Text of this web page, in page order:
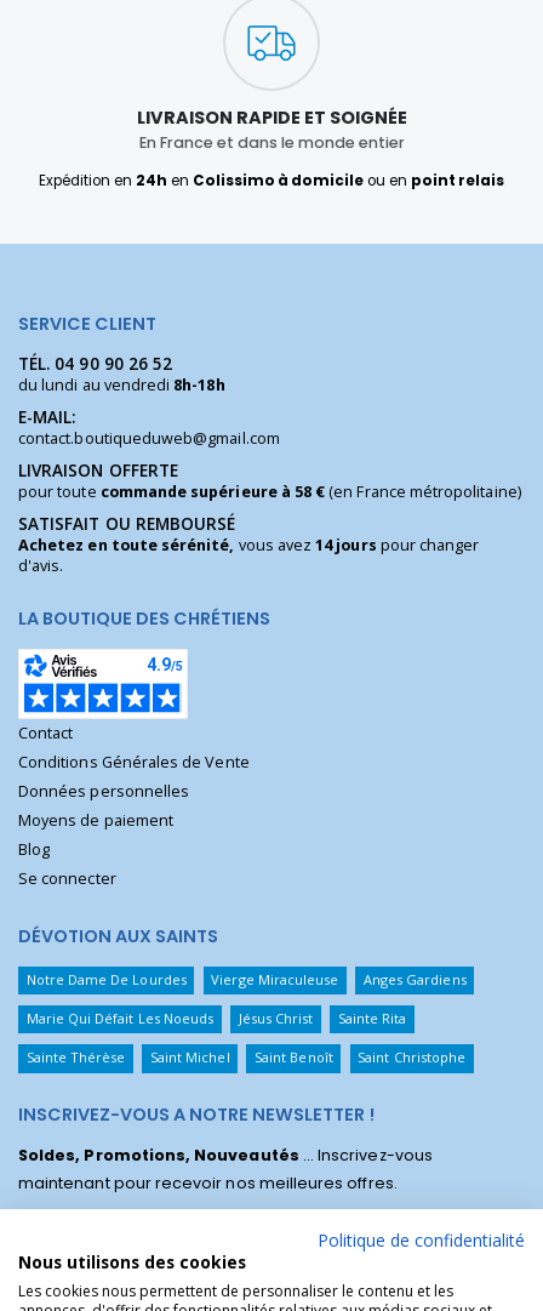
LIVRAISON RAPIDE ET SOIGNÉE
En France et dans le monde entier
Expédition en 24h en Colissimo à domicileou en point relais
SERVICE CLIENT
TÉL. 04 90 90 26 52
du lundi au vendredi 8h-18h
E-MAIL:
contact.boutiqueduweb@gmail.com
LIVRAISON OFFERTE
pour toute commande supérieure à 58 €(en France métropolitaine)
SATISFAIT OU REMBOURSÉ
Achetez en toute sérénité, vous avez14 jours pour changer
d'avis.
LA BOUTIQUE DES CHRÉTIENS
Contact
Conditions Générales de Vente
Données personnelles
Moyens de paiement
Blog
Se connecter
DÉVOTION AUX SAINTS
Notre Dame De Lourdes Vierge Miraculeuse Anges Gardiens
Marie Qui Défait Les Noeuds Jésus Christ Sainte Rita
Sainte Thérèse Saint Michel Saint Benoît Saint Christophe
INSCRIVEZ-VOUS A NOTRE NEWSLETTER !
Soldes, Promotions, Nouveautés ... Inscrivez-vous
maintenant pour recevoir nos meilleures offres.
Politique de confidentialité
Nous utilisons des cookies
Les cookies nous permettent de personnaliser le contenu et les